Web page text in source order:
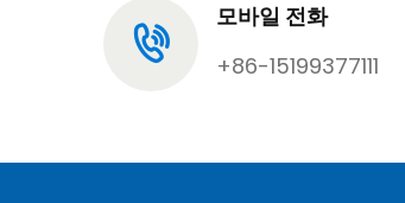
모바일 전화
+86-15199377111